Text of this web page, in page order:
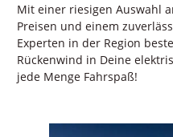
Mit einer riesigen Auswahl
Preisen und einem
Experten in der Region
Rückenwind in Deine
jede Menge Fahrspaß!